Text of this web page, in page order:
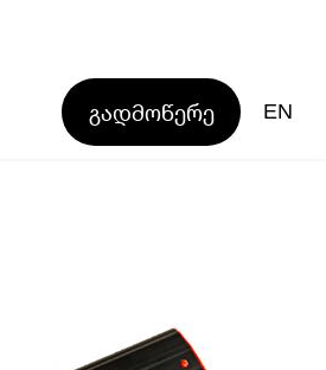
გადმოწერე EN